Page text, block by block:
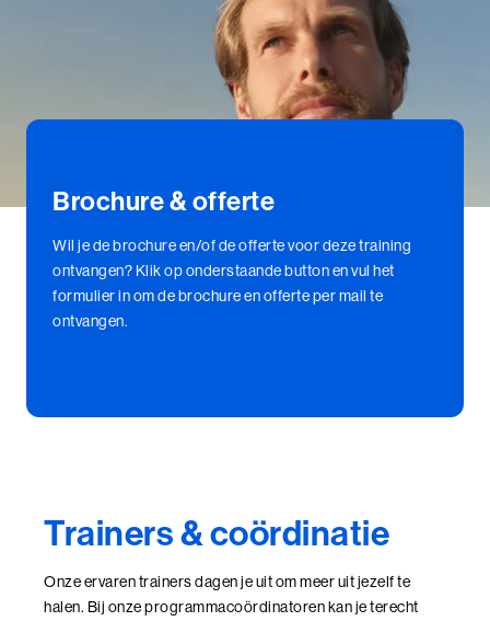
Brochure & offerte
Wil je de brochure en/of de offerte voor deze training
ontvangen? Klik op onderstaande button en vul het
formulier in om de brochure en offerte per mail te
ontvangen.
Trainers & coördinatie
Onze ervaren trainers dagen je uit om meer uit jezelf te
halen. Bij onze programmacoördinatoren kan je terecht